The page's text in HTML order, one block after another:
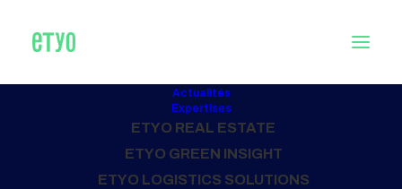
Actualités
Expertises
ETYO REAL ESTATE
ETYO GREEN INSIGHT
ETYO LOGISTICS SOLUTIONS
Archive by Category "Hôtel"